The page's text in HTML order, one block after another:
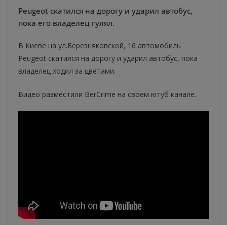
Peugeot скатился на дорогу и ударил автобус,
пока его владелец гулял.
В Киеве на ул.Березняковской, 16 автомобиль
Peugeot скатился на дорогу и ударил автобус, пока
владелец ходил за цветами.
Видео разместили BerCrime на своем ютуб канале.